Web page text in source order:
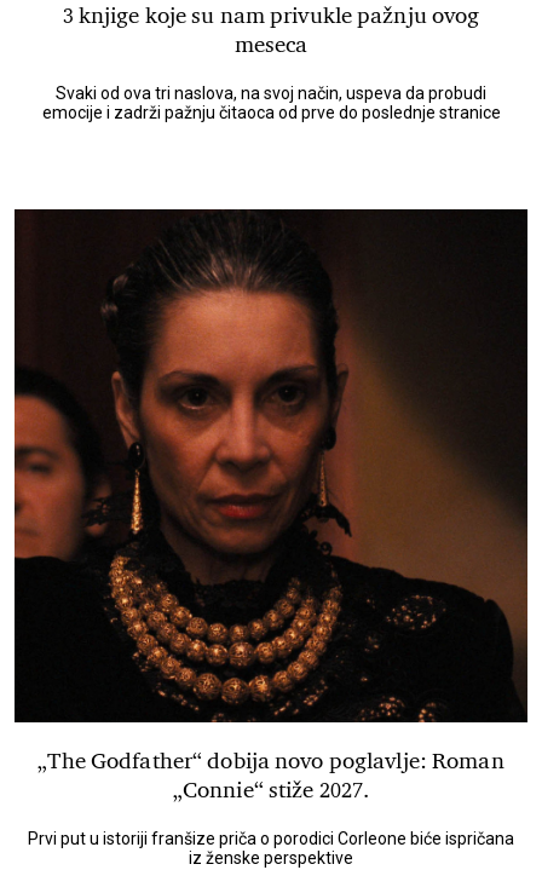
3 knjige koje su nam privukle pažnju ovog
meseca
Svaki od ova tri naslova, na svoj način, uspeva da probudi
emocije i zadrži pažnju čitaoca od prve do poslednje stranice
„The Godfather“ dobija novo poglavlje: Roman
„Connie“ stiže 2027.
Prvi put u istoriji franšize priča o porodici Corleone biće ispričana
iz ženske perspektive